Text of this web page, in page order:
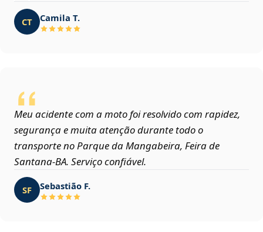
CT Camila T.
Meu acidente com a moto foi resolvido com rapidez,
segurança e muita atenção durante todo o
transporte no Parque da Mangabeira, Feira de
Santana‑BA. Serviço confiável.
SF Sebastião F.